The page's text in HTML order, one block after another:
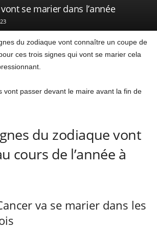
se marier dans l’année
du zodiaque vont connaître un coupe de
ces trois signes qui vont se marier cela
vont passer devant le maire avant la fin de
du zodiaque vont
cours de l’année à
va se marier dans les